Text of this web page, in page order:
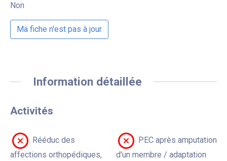
Non
Ma fiche n'est pas à jour
Information détaillée
Activités
Rééduc des
affections orthopédiques,
PEC après amputation
d'un membre / adaptation